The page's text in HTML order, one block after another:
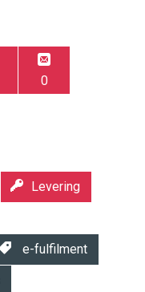
0
Levering
e-fulfilment